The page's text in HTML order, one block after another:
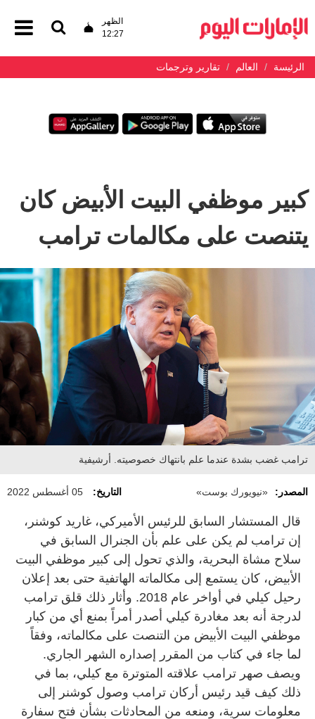
الظهر
12:27
الرئيسة العالم تقارير وترجمات
كبير موظفي البيت الأبيض كان
يتنصت على مكالمات ترامب
ترامب غضب بشدة عندما علم بانتهاك خصوصيته. أرشيفية
المصدر: «نيويورك بوست» التاريخ: 05 أغسطس 2022
قال المستشار السابق للرئيس الأميركي، غاريد كوشنر،
إن ترامب لم يكن على علم بأن الجنرال السابق في
سلاح مشاة البحرية، والذي تحول إلى كبير موظفي البيت
الأبيض، كان يستمع إلى مكالماته الهاتفية حتى بعد إعلان
رحيل كيلي في أواخر عام 2018. وأثار ذلك قلق ترامب
لدرجة أنه بعد مغادرة كيلي أصدر أمراً بمنع أي من كبار
موظفي البيت الأبيض من التنصت على مكالماته، وفقاً
لما جاء في كتاب من المقرر إصداره الشهر الجاري.
ويصف صهر ترامب علاقته المتوترة مع كيلي، بما في
ذلك كيف قيد رئيس أركان ترامب وصول كوشنر إلى
معلومات سرية، ومنعه من المحادثات بشأن فتح سفارة